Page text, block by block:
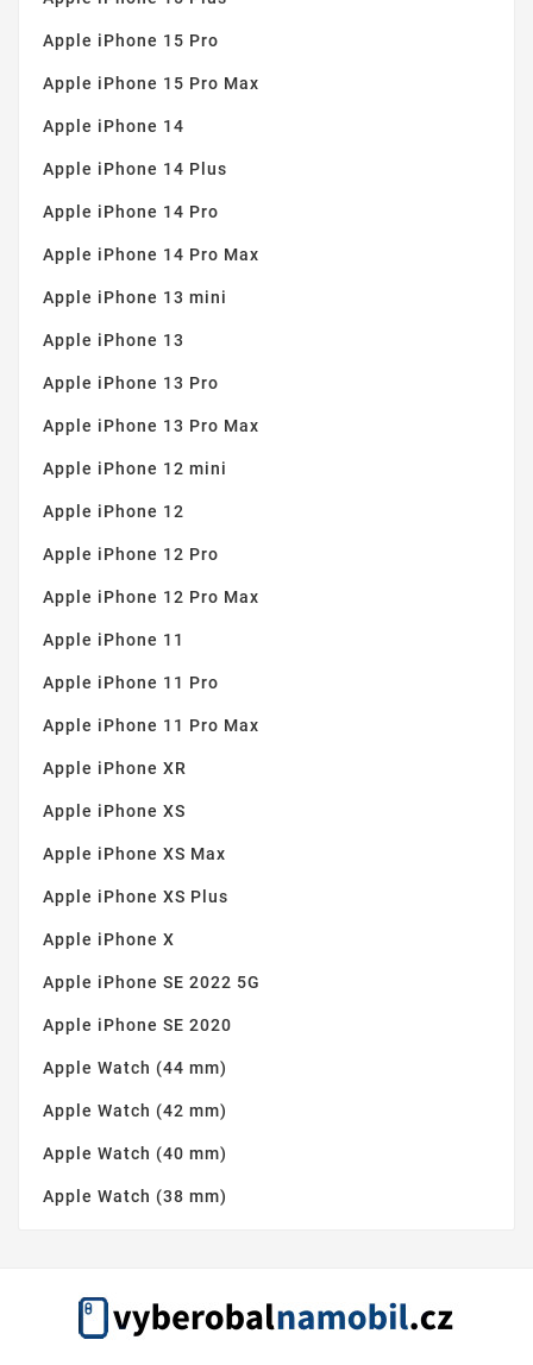
Apple iPhone 15 Pro
Apple iPhone 15 Pro Max
Apple iPhone 14
Apple iPhone 14 Plus
Apple iPhone 14 Pro
Apple iPhone 14 Pro Max
Apple iPhone 13 mini
Apple iPhone 13
Apple iPhone 13 Pro
Apple iPhone 13 Pro Max
Apple iPhone 12 mini
Apple iPhone 12
Apple iPhone 12 Pro
Apple iPhone 12 Pro Max
Apple iPhone 11
Apple iPhone 11 Pro
Apple iPhone 11 Pro Max
Apple iPhone XR
Apple iPhone XS
Apple iPhone XS Max
Apple iPhone XS Plus
Apple iPhone X
Apple iPhone SE 2022 5G
Apple iPhone SE 2020
Apple Watch (44 mm)
Apple Watch (42 mm)
Apple Watch (40 mm)
Apple Watch (38 mm)